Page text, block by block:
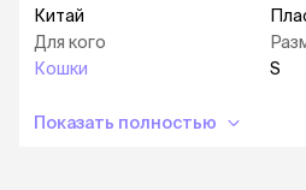
Китай
Для кого
Кошки
S
Показать полностью